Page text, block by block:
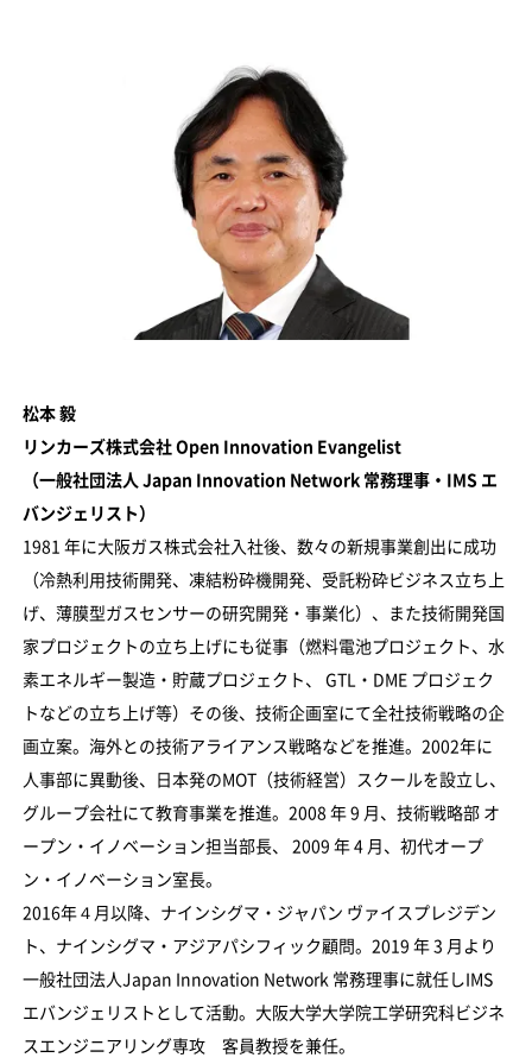
松本 毅
リンカーズ株式会社 Open Innovation Evangelist
（一般社団法人 Japan Innovation Network 常務理事・IMS エ
バンジェリスト）
1981 年に大阪ガス株式会社入社後、数々の新規事業創出に成功
（冷熱利用技術開発、凍結粉砕機開発、受託粉砕ビジネス立ち上
げ、薄膜型ガスセンサーの研究開発・事業化）、また技術開発国
家プロジェクトの立ち上げにも従事（燃料電池プロジェクト、水
素エネルギー製造・貯蔵プロジェクト、 GTL・DME プロジェク
トなどの立ち上げ等）その後、技術企画室にて全社技術戦略の企
画立案。海外との技術アライアンス戦略などを推進。2002年に
人事部に異動後、日本発のMOT（技術経営）スクールを設立し、
グループ会社にて教育事業を推進。2008 年 9 月、技術戦略部 オ
ープン・イノベーション担当部長、 2009 年 4 月、初代オープ
ン・イノベーション室長。
2016年４月以降、ナインシグマ・ジャパン ヴァイスプレジデン
ト、ナインシグマ・アジアパシフィック顧問。2019 年 3 月より
一般社団法人Japan Innovation Network 常務理事に就任しIMS
エバンジェリストとして活動。大阪大学大学院工学研究科ビジネ
スエンジニアリング専攻 客員教授を兼任。